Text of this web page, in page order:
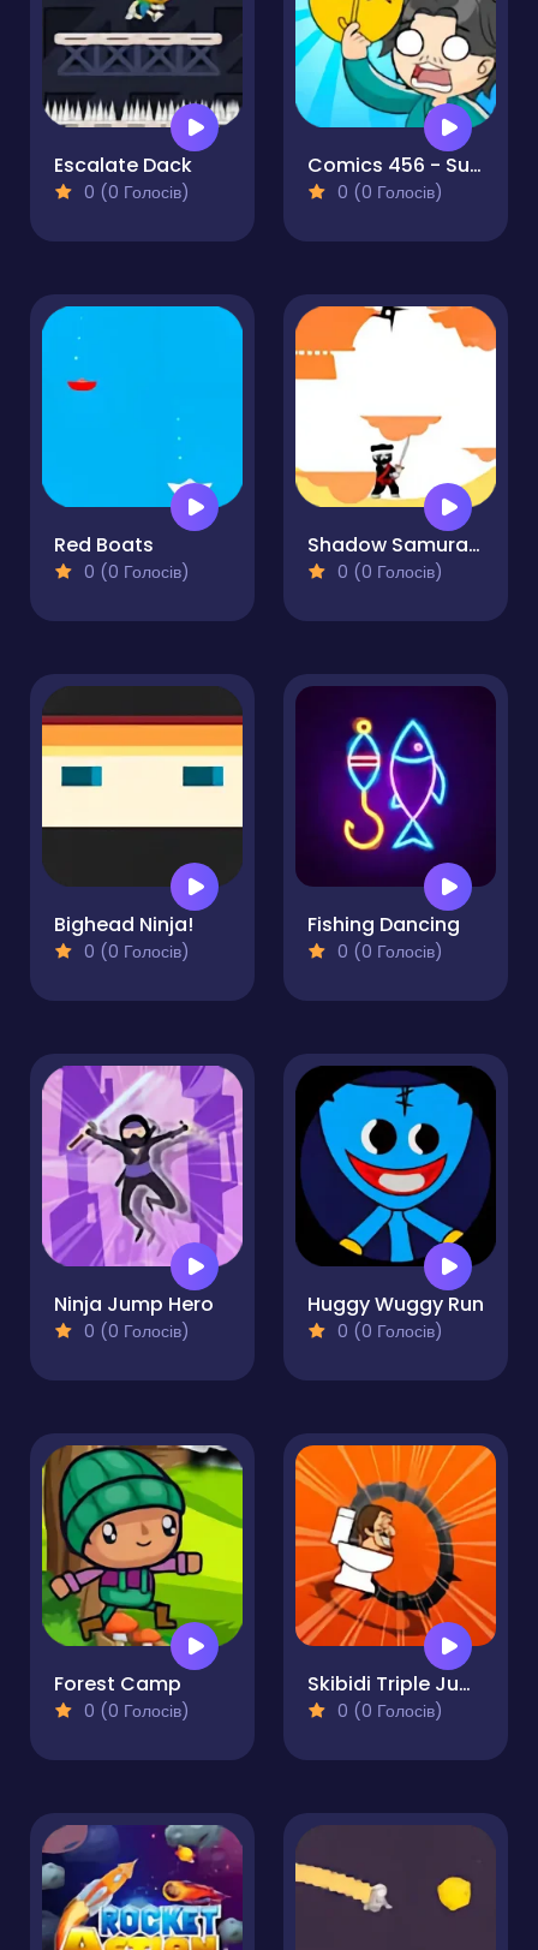
Escalate Dack
0 (0 Голосів)
Comics 456 - Survival Game
0 (0 Голосів)
Red Boats
0 (0 Голосів)
Shadow Samurai Ninja
0 (0 Голосів)
Bighead Ninja!
0 (0 Голосів)
Fishing Dancing
0 (0 Голосів)
Ninja Jump Hero
0 (0 Голосів)
Huggy Wuggy Run
0 (0 Голосів)
Forest Camp
0 (0 Голосів)
Skibidi Triple Jump
0 (0 Голосів)